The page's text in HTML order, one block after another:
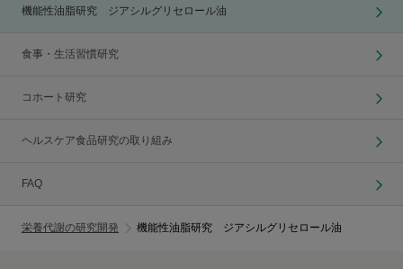
機能性油脂研究 ジアシルグリセロール油
食事・生活習慣研究
コホート研究
ヘルスケア食品研究の取り組み
FAQ
栄養代謝の研究開発 機能性油脂研究 ジアシルグリセロール油